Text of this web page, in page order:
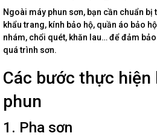
Ngoài máy phun sơn, bạn cần chuẩn
khẩu trang, kính bảo hộ, quần áo bảo
nhám, chổi quét, khăn lau… để đảm
quá trình sơn.
Các bước thực
phun
1. Pha sơn